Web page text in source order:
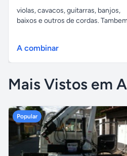
violas, cavacos, guitarras, banjos,
baixos e outros de cordas.
A combinar
Mais Vistos em
Popular